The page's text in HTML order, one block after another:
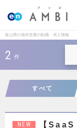
富山県の海外営業の転職・求人情報
2 件
すべて
NEW 【